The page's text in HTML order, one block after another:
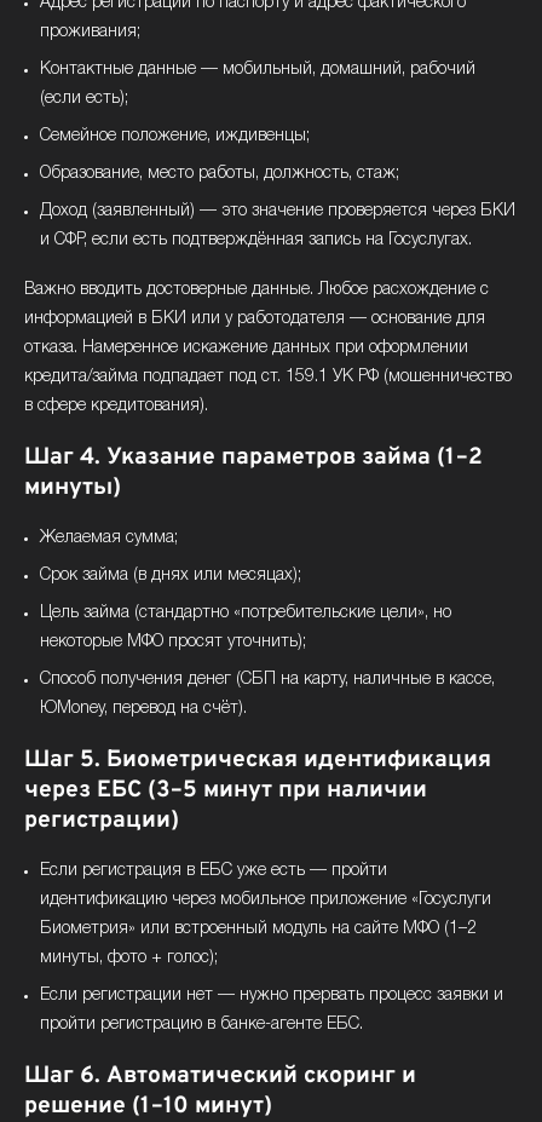
проживания;
Контактные данные — мобильный, домашний, рабочий
(если есть);
Семейное положение, иждивенцы;
Образование, место работы, должность, стаж;
Доход (заявленный) — это значение проверяется через БКИ
и СФР, если есть подтверждённая запись на Госуслугах.
Важно вводить достоверные данные. Любое расхождение с
информацией в БКИ или у работодателя — основание для
отказа. Намеренное искажение данных при оформлении
кредита/займа подпадает под ст. 159.1 УК РФ (мошенничество
в сфере кредитования).
Шаг 4. Указание параметров займа (1–2
минуты)
Желаемая сумма;
Срок займа (в днях или месяцах);
Цель займа (стандартно «потребительские цели», но
некоторые МФО просят уточнить);
Способ получения денег (СБП на карту, наличные в кассе,
ЮMoney, перевод на счёт).
Шаг 5. Биометрическая идентификация
через ЕБС (3–5 минут при наличии
регистрации)
Если регистрация в ЕБС уже есть — пройти
идентификацию через мобильное приложение «Госуслуги
Биометрия» или встроенный модуль на сайте МФО (1–2
минуты, фото + голос);
Если регистрации нет — нужно прервать процесс заявки и
пройти регистрацию в банке-агенте ЕБС.
Шаг 6. Автоматический скоринг и
решение (1–10 минут)